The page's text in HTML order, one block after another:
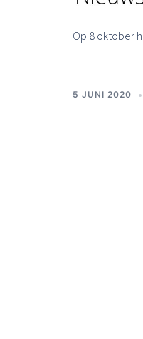
Op 8 oktober
5 JUNI 2020